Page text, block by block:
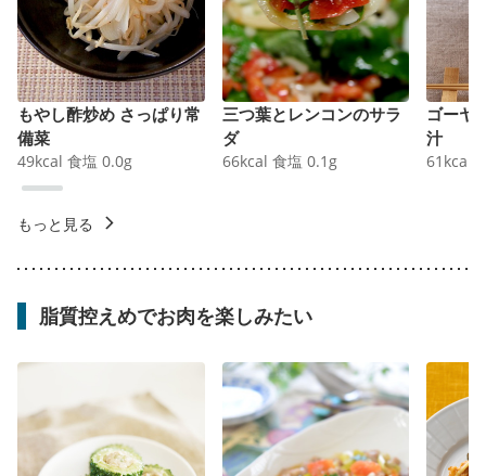
もやし酢炒め さっぱり常
備菜
49kcal 食塩 0.0g
三つ葉とレンコンのサラ
ダ
66kcal 食塩 0.1 g
ゴーヤ
汁
61 kcal
もっと見る
脂質控えめでお肉を楽しみたい